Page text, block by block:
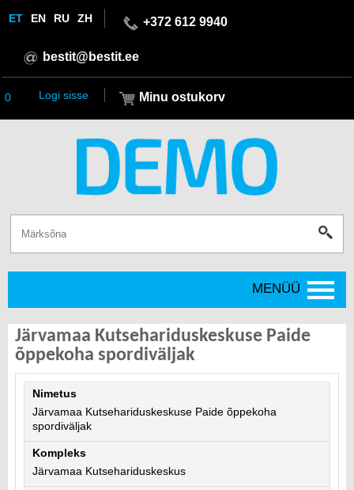
ET EN RU ZH +372 612 9940
bestit@bestit.ee
0 Minu ostukorv
Logi sisse
MENÜÜ
Järvamaa Kutsehariduskeskuse Paide
õppekoha spordiväljak
Nimetus
Järvamaa Kutsehariduskeskuse Paide õppekoha
spordiväljak
Kompleks
Järvamaa Kutsehariduskeskus